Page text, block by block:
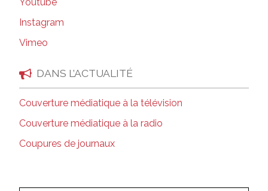
Instagram
Vimeo
DANS L’ACTUALITÉ
Couverture médiatique à la télévision
Couverture médiatique à la radio
Coupures de journaux